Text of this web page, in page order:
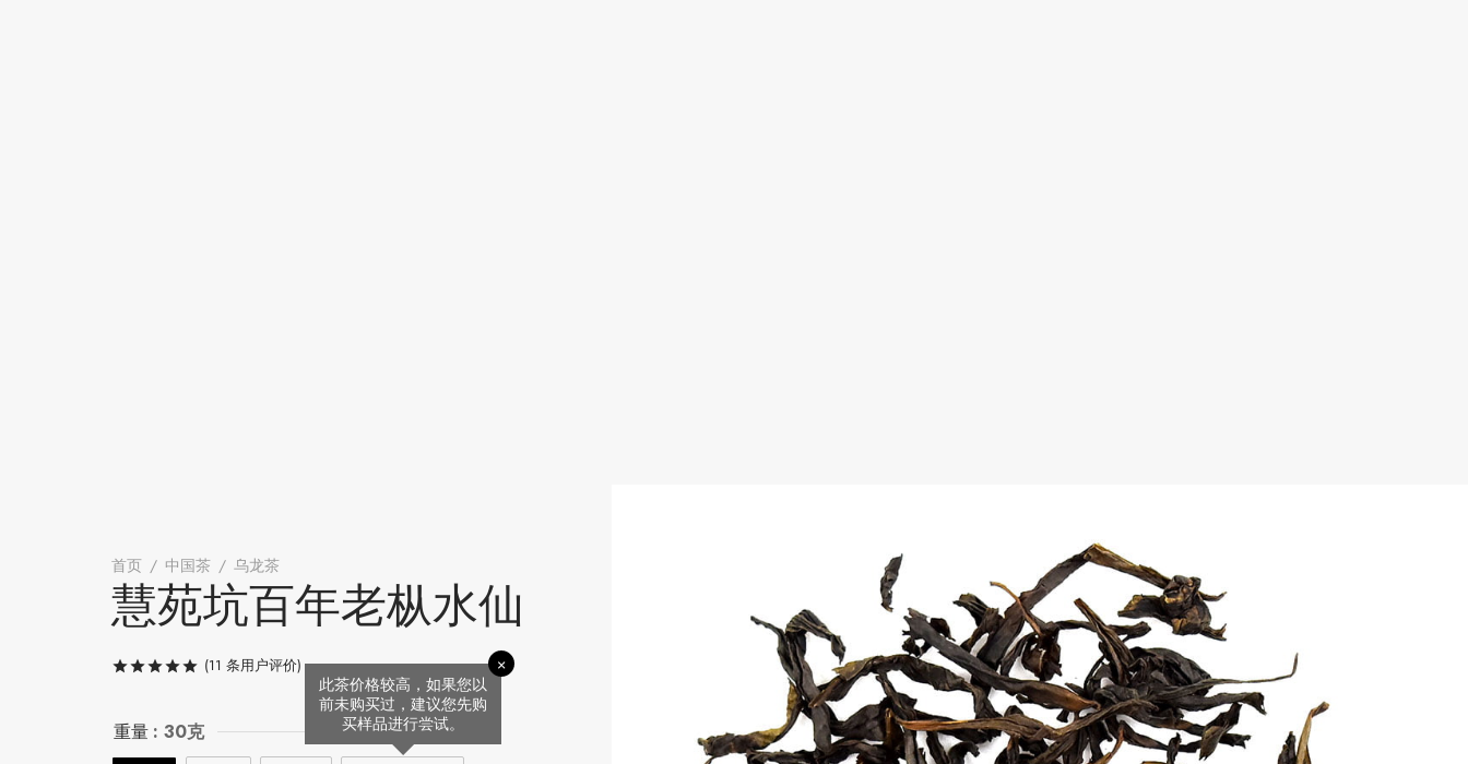
首页 / 中国茶 / 乌龙茶
慧苑坑百年老枞水仙
评级/ 5，已有11位客户进行了评价
(11 条用户评价)
重量 : 30克
此茶价格较高，如果您以
前未购买过，建议您先购
买样品进行尝试。
×